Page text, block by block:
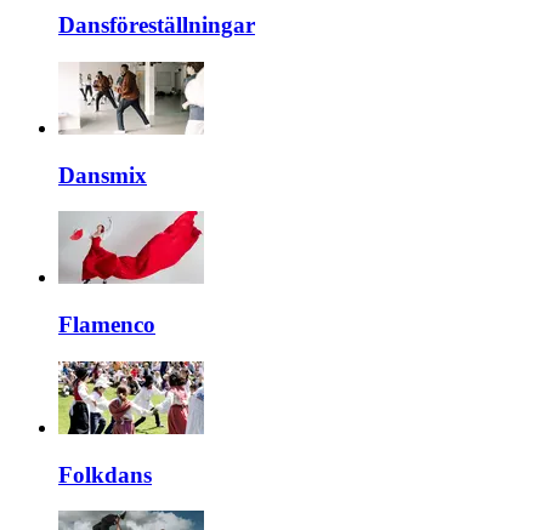
Dansföreställningar
Dansmix
Flamenco
Folkdans